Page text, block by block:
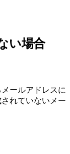
い場合
ールアドレスに
れていないメー